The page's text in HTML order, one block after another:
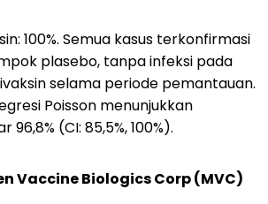
100%. Semua kasus terkonfirmasi
plasebo, tanpa infeksi pada
selama periode pemantauan.
Poisson menunjukkan
(CI: 85,5%, 100%).
Vaccine Biologics Corp (MVC)